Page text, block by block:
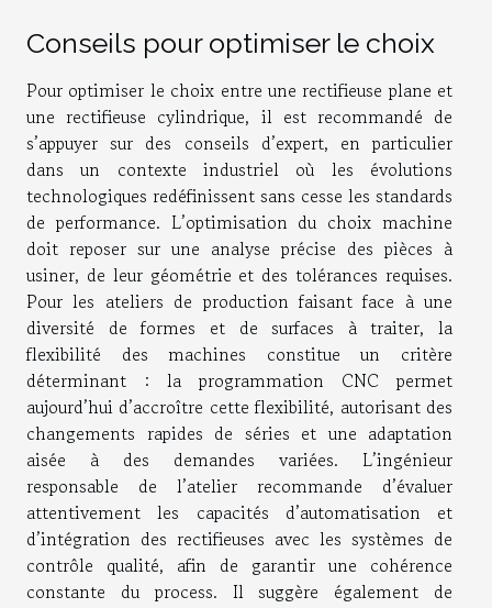
Conseils pour optimiser le choix
Pour optimiser le choix entre une rectifieuse plane et
une rectifieuse cylindrique, il est recommandé de
s’appuyer sur des conseils d’expert, en particulier
dans un contexte industriel où les évolutions
technologiques redéfinissent sans cesse les standards
de performance. L’optimisation du choix machine
doit reposer sur une analyse précise des pièces à
usiner, de leur géométrie et des tolérances requises.
Pour les ateliers de production faisant face à une
diversité de formes et de surfaces à traiter, la
flexibilité des machines constitue un critère
déterminant : la programmation CNC permet
aujourd’hui d’accroître cette flexibilité, autorisant des
changements rapides de séries et une adaptation
aisée à des demandes variées. L’ingénieur
responsable de l’atelier recommande d’évaluer
attentivement les capacités d’automatisation et
d’intégration des rectifieuses avec les systèmes de
contrôle qualité, afin de garantir une cohérence
constante du process. Il suggère également de